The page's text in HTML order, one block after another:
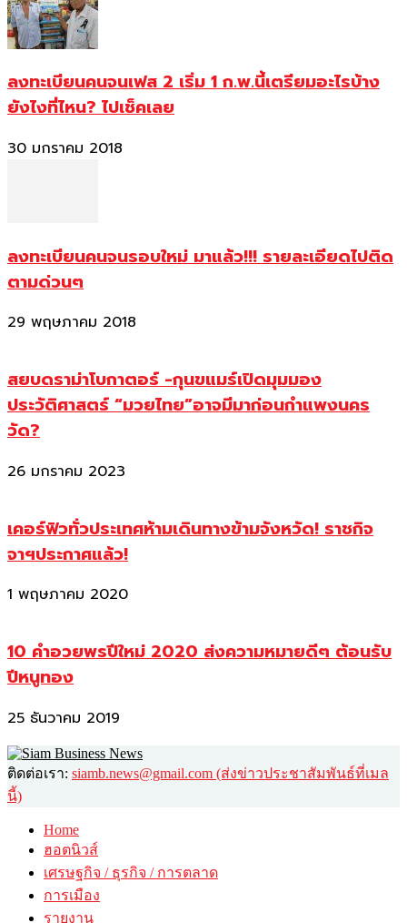
ลงทะเบียนคนจนเฟส 2 เริ่ม 1 ก.พ.นี้เตรียมอะไรบ้าง
ยังไงที่ไหน? ไปเช็คเลย
30 มกราคม 2018
ลงทะเบียนคนจนรอบใหม่ มาแล้ว!!! รายละเอียดไปติด
ตามด่วนๆ
29 พฤษภาคม 2018
สยบดราม่าโบกาตอร์ -กุนขแมร์เปิดมุมมอง
ประวัติศาสตร์ “มวยไทย”อาจมีมาก่อนกำแพงนคร
วัด?
26 มกราคม 2023
เคอร์ฟิวทั่วประเทศห้ามเดินทางข้ามจังหวัด! ราชกิจ
จาฯประกาศแล้ว!
1 พฤษภาคม 2020
10 คำอวยพรปีใหม่ 2020 ส่งความหมายดีๆ ต้อนรับ
ปีหนูทอง
25 ธันวาคม 2019
ติดต่อเรา: siamb.news@gmail.com (ส่งข่าวประชาสัมพันธ์ที่เมล
นี้)
Home
ฮอตนิวส์
เศรษฐกิจ / ธุรกิจ / การตลาด
การเมือง
รายงาน